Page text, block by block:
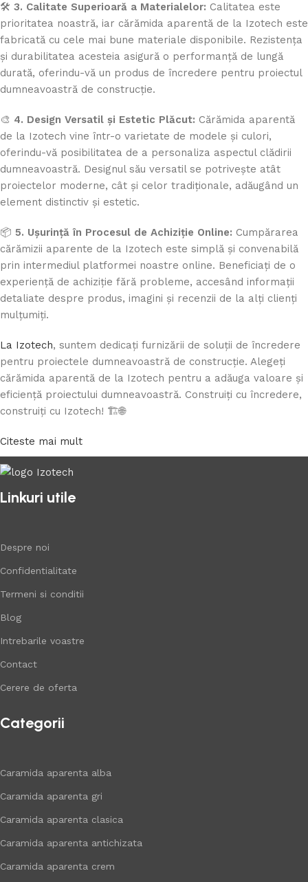
🛠️ 3. Calitate Superioară a Materialelor: Calitatea este
prioritatea noastră, iar cărămida aparentă de la Izotech este
fabricată cu cele mai bune materiale disponibile. Rezistența
și durabilitatea acesteia asigură o performanță de lungă
durată, oferindu-vă un produs de încredere pentru proiectul
dumneavoastră de construcție.
🎨 4. Design Versatil și Estetic Plăcut: Cărămida aparentă
de la Izotech vine într-o varietate de modele și culori,
oferindu-vă posibilitatea de a personaliza aspectul clădirii
dumneavoastră. Designul său versatil se potrivește atât
proiectelor moderne, cât și celor tradiționale, adăugând un
element distinctiv și estetic.
📦 5. Ușurință în Procesul de Achiziție Online: Cumpărarea
cărămizii aparente de la Izotech este simplă și convenabilă
prin intermediul platformei noastre online. Beneficiați de o
experiență de achiziție fără probleme, accesând informații
detaliate despre produs, imagini și recenzii de la alți clienți
mulțumiți.
La Izotech, suntem dedicați furnizării de soluții de încredere
pentru proiectele dumneavoastră de construcție. Alegeți
cărămida aparentă de la Izotech pentru a adăuga valoare și
eficiență proiectului dumneavoastră. Construiți cu încredere,
construiți cu Izotech! 🏗️🌐
Citeste mai mult
Linkuri utile
Despre noi
Confidentialitate
Termeni si conditii
Blog
Intrebarile voastre
Contact
Cerere de oferta
Categorii
Caramida aparenta alba
Caramida aparenta gri
Caramida aparenta clasica
Caramida aparenta antichizata
Caramida aparenta crem